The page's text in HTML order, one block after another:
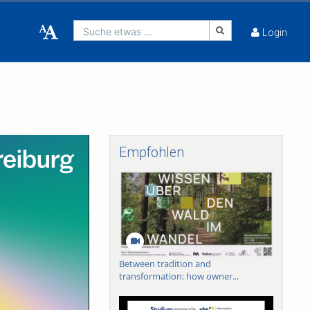
Suche etwas ... Login
Empfohlen
Between tradition and
transformation: how owner...